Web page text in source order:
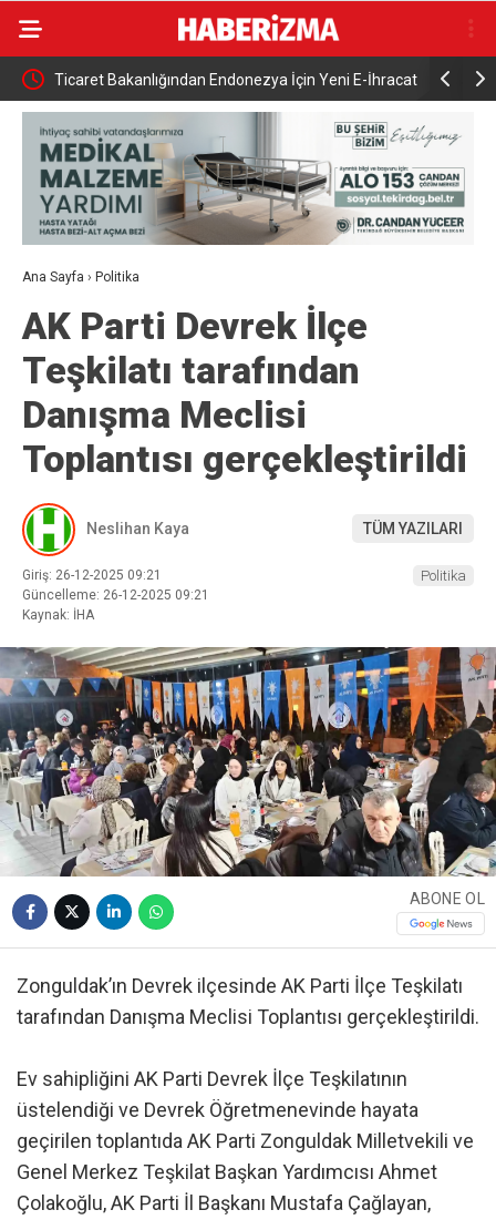
Ticaret Bakanlığından Endonezya İçin Yeni E-İhracat
Rehberi
17.
toprağa
Ana Sayfa › Politika
AK Parti Devrek İlçe
Teşkilatı tarafından
Danışma Meclisi
Toplantısı gerçekleştirildi
Neslihan Kaya TÜM YAZILARI
Giriş: 26-12-2025 09:21
Güncelleme: 26-12-2025 09:21
Kaynak: İHA
Politika
ABONE OL
Zonguldak’ın Devrek ilçesinde AK Parti İlçe Teşkilatı
tarafından Danışma Meclisi Toplantısı gerçekleştirildi.
Ev sahipliğini AK Parti Devrek İlçe Teşkilatının
üstelendiği ve Devrek Öğretmenevinde hayata
geçirilen toplantıda AK Parti Zonguldak Milletvekili ve
Genel Merkez Teşkilat Başkan Yardımcısı Ahmet
Çolakoğlu, AK Parti İl Başkanı Mustafa Çağlayan,